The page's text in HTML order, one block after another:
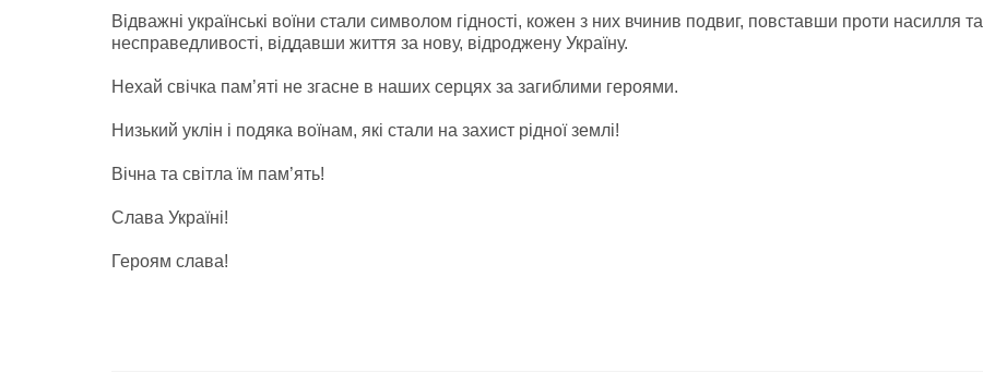
Відважні українські воїни стали символом гідності, кожен з них вчинив подвиг, повставши проти насилля та
несправедливості, віддавши життя за нову, відроджену Україну.
Нехай свічка пам’яті не згасне в наших серцях за загиблими героями.
Низький уклін і подяка воїнам, які стали на захист рідної землі!
Вічна та світла їм пам’ять!
Слава Україні!
Героям слава!